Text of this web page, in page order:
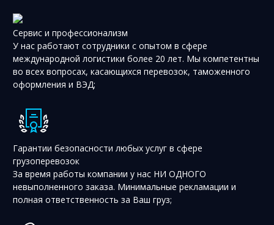
Сервис и профессионализм
У нас работают сотрудники с опытом в сфере
международной логистики более 20 лет. Мы компетентны
во всех вопросах, касающихся перевозок, таможенного
оформления и ВЭД;
Гарантии безопасности любых услуг в сфере
грузоперевозок
За время работы компании у нас НИ ОДНОГО
невыполненного заказа. Минимальные рекламации и
полная ответственность за Ваш груз;